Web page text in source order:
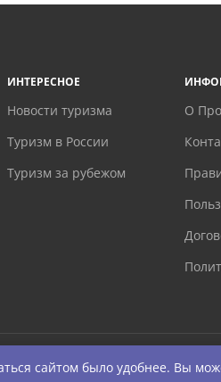
ИНТЕРЕСНОЕ
Новости туризма
Туризм в России
Туризм за рубежом
О
сайтом было удобнее. Вы